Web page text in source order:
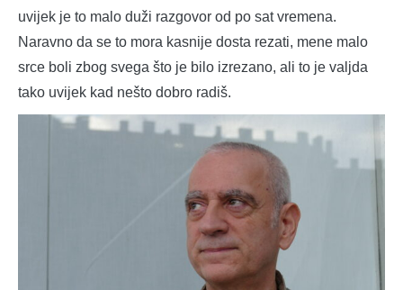
uvijek je to malo duži razgovor od po sat vremena.
Naravno da se to mora kasnije dosta rezati, mene malo
srce boli zbog svega što je bilo izrezano, ali to je valjda
tako uvijek kad nešto dobro radiš.